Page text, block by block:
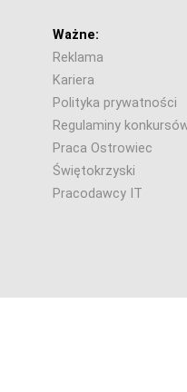
Ważne:
Reklama
Kariera
Polityka prywatności
Regulaminy
Praca Ostrowiec
Świętokrzyski
Pracodawcy IT